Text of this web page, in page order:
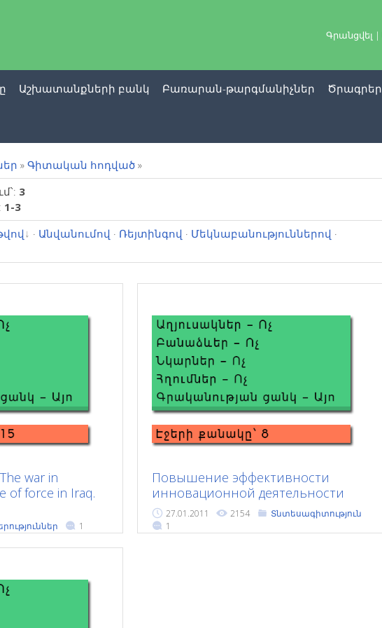
Գրանցվել |
Աշխատանքների բանկ Բառարան-թարգմանիչներ Ծրագրեր
» Գիտական հոդված »
: 3
: 1-3
· Անվանումով · Ռեյտինգով · Մեկնաբանություններով ·
war in
of force in Iraq.
1
Повышение эффективности
инновационной деятельности
машиностроительных
предприятий
27.01.2011 2154
Տնտեսագիտություն
1